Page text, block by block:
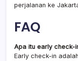
perjalanan ke
FAQ
Apa itu early check-
Early check-in